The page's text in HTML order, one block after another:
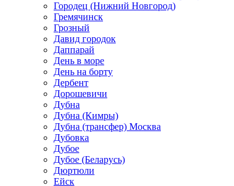
Городец (Нижний Новгород)
Гремячинск
Грозный
Давид городок
Даппарай
День в море
День на борту
Дербент
Дорошевичи
Дубна
Дубна (Кимры)
Дубна (трансфер) Москва
Дубовка
Дубое
Дубое (Беларусь)
Дюртюли
Ейск